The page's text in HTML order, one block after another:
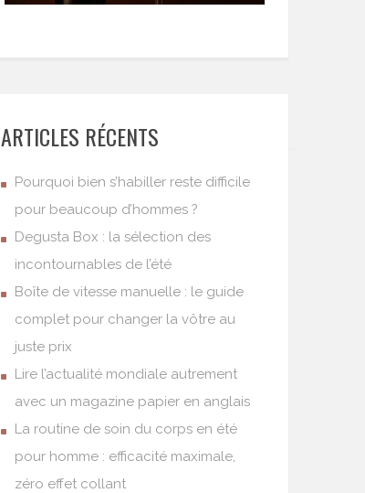
ARTICLES RÉCENTS
Pourquoi bien s’habiller reste difficile
pour beaucoup d’hommes ?
Degusta Box : la sélection des
incontournables de l’été
Boîte de vitesse manuelle : le guide
complet pour changer la vôtre au
juste prix
Lire l’actualité mondiale autrement
avec un magazine papier en anglais
La routine de soin du corps en été
pour homme : efficacité maximale,
zéro effet collant